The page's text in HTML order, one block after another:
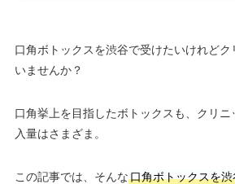
口角ボトックスを渋谷で受けたいけれど
いませんか？
口角挙上を目指したボトックスも、クリ
入量はさまざま。
この記事では、そんな口角ボトックスを